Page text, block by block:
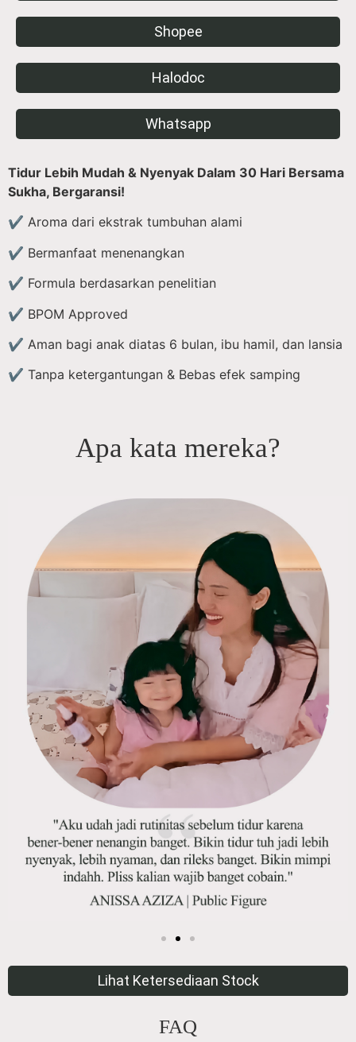
Shopee
Halodoc
Whatsapp
Tidur Lebih Mudah & Nyenyak Dalam 30 Hari Bersama
Sukha, Bergaransi!
✔ Aroma dari ekstrak tumbuhan alami
✔ Bermanfaat menenangkan
✔ Formula berdasarkan penelitian
✔ BPOM Approved
✔ Aman bagi anak diatas 6 bulan, ibu hamil, dan lansia
✔ Tanpa ketergantungan & Bebas efek samping
Apa kata mereka?
Lihat Ketersediaan Stock
FAQ